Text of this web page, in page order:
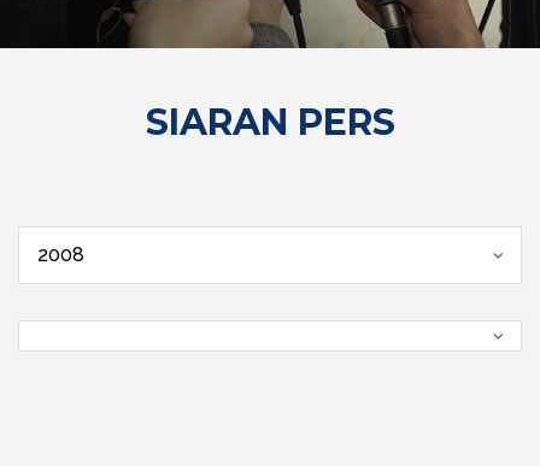
SIARAN PERS
2008